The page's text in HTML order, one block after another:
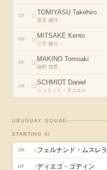
DF 16TOMIYASU Takehiro
冨安 健洋
MF 18MITSAKE Kento
三竿 健斗
DF 20MAKINO Tomoaki
槙野 智章
GK 23SCHMIDT Daniel
シュミット・ダニエル
URUGUAY SQUAD
STARTING XI
GK 1 フェルナンド・ムスレラ
DF 3ディエゴ・ゴディン